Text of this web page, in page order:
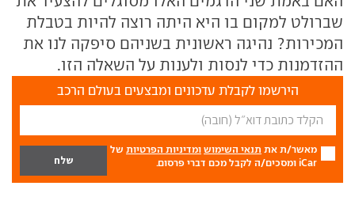
שברולט למקום בו היא היתה רוצה להיות בטבלת
המכירות? נהיגה ראשונית בשניהם סיפקה לנו את
ההזדמנות כדי לנסות ולענות על השאלה הזו.
הירשמו לקבלת עדכונים ומבצעים בעולם הרכב
מאשר/ת את תנאי השימוש ומדיניות הפרטיות של
iCar ומסכים/ה לקבל מכם דברי פרסום.